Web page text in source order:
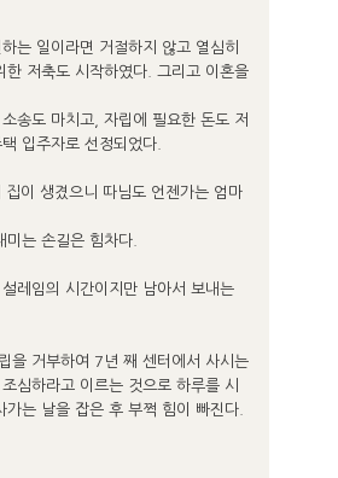
는 일이라면 거절하지 않고 열심히
저축도 시작하였다. 그리고 이혼을
송도 마치고, 자립에 필요한 돈도 저
입주자로 선정되었다.
이 생겼으니 따님도 언젠가는 엄마
는 손길은 힘차다.
레임의 시간이지만 남아서 보내는
을 거부하여 7년 째 센터에서 사시는
심하라고 이르는 것으로 하루를 시
는 날을 잡은 후 부쩍 힘이 빠진다.